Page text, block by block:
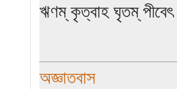
ঋণম্ কৃত্বাহ ঘৃতম্ পীবেৎ
অজ্ঞাতবাস